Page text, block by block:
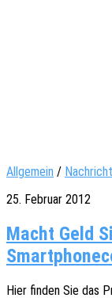
Allgemein /
25. Februar 2012
Macht Geld
Hier finden Sie das